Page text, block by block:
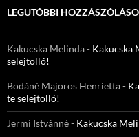
LEGUTÓBBI
Kakucska Melinda- Kakucska
selejtolló!
Bodáné Majoros Henrietta-
te selejtolló!
Jermi Istvànné- Kakucska